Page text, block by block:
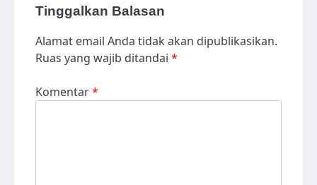
Tinggalkan Balasan
Alamat email Anda tidak akan dipublikasikan.
Ruas yang wajib ditandai *
Komentar*